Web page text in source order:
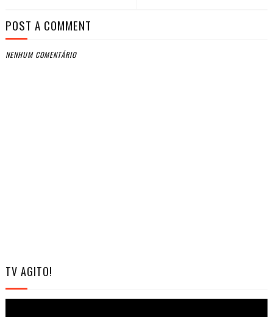
POST A COMMENT
NENHUM COMENTÁRIO
TV AGITO!